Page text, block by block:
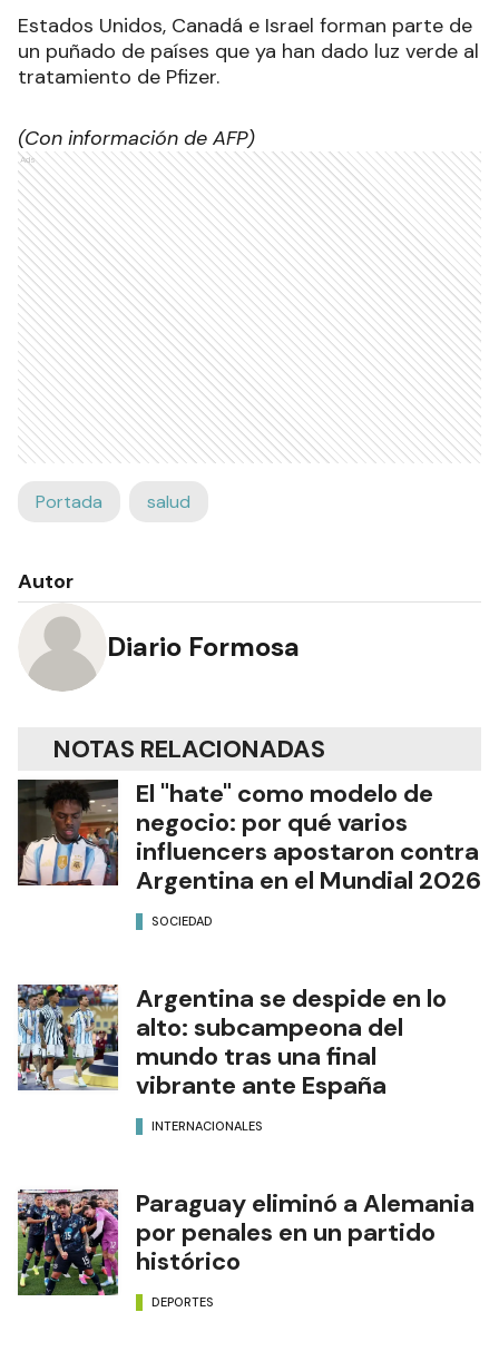
Estados Unidos, Canadá e Israel forman parte de
un puñado de países que ya han dado luz verde al
tratamiento de Pfizer.
(Con información de AFP)
Ads
Portada salud
Autor
Diario Formosa
NOTAS RELACIONADAS
El "hate" como modelo de
negocio: por qué varios
influencers apostaron contra
Argentina en el Mundial 2026
SOCIEDAD
Argentina se despide en lo
alto: subcampeona del
mundo tras una final
vibrante ante España
INTERNACIONALES
Paraguay eliminó a Alemania
por penales en un partido
histórico
DEPORTES